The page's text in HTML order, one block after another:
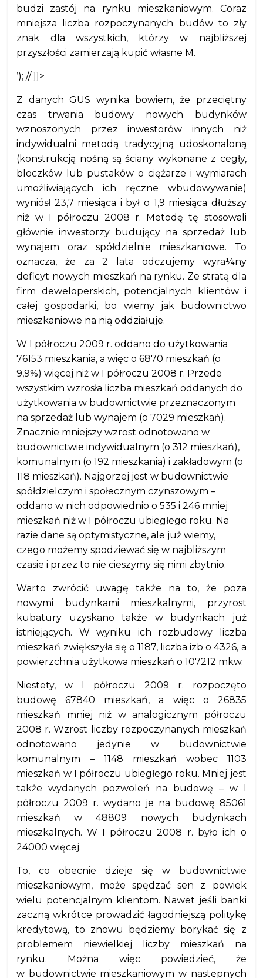
budzi zastój na rynku mieszkaniowym. Coraz
mniejsza liczba rozpoczynanych budów to zły
znak dla wszystkich, którzy w najbliższej
przyszłości zamierzają kupić własne M.
’); // ]]>
Z danych GUS wynika bowiem, że przeciętny
czas trwania budowy nowych budynków
wznoszonych przez inwestorów innych niż
indywidualni metodą tradycyjną udoskonaloną
(konstrukcją nośną są ściany wykonane z cegły,
bloczków lub pustaków o ciężarze i wymiarach
umożliwiających ich ręczne wbudowywanie)
wyniósł 23,7 miesiąca i był o 1,9 miesiąca dłuższy
niż w I półroczu 2008 r. Metodę tę stosowali
głównie inwestorzy budujący na sprzedaż lub
wynajem oraz spółdzielnie mieszkaniowe. To
oznacza, że za 2 lata odczujemy wyra¼ny
deficyt nowych mieszkań na rynku. Ze stratą dla
firm deweloperskich, potencjalnych klientów i
całej gospodarki, bo wiemy jak budownictwo
mieszkaniowe na nią oddziałuje.
W I półroczu 2009 r. oddano do użytkowania
76153 mieszkania, a więc o 6870 mieszkań (o
9,9%) więcej niż w I półroczu 2008 r. Przede
wszystkim wzrosła liczba mieszkań oddanych do
użytkowania w budownictwie przeznaczonym
na sprzedaż lub wynajem (o 7029 mieszkań).
Znacznie mniejszy wzrost odnotowano w
budownictwie indywidualnym (o 312 mieszkań),
komunalnym (o 192 mieszkania) i zakładowym (o
118 mieszkań). Najgorzej jest w budownictwie
spółdzielczym i społecznym czynszowym –
oddano w nich odpowiednio o 535 i 246 mniej
mieszkań niż w I półroczu ubiegłego roku. Na
razie dane są optymistyczne, ale już wiemy,
czego możemy spodziewać się w najbliższym
czasie i przez to nie cieszymy się nimi zbytnio.
Warto zwrócić uwagę także na to, że poza
nowymi budynkami mieszkalnymi, przyrost
kubatury uzyskano także w budynkach już
istniejących. W wyniku ich rozbudowy liczba
mieszkań zwiększyła się o 1187, liczba izb o 4326, a
powierzchnia użytkowa mieszkań o 107212 mkw.
Niestety, w I półroczu 2009 r. rozpoczęto
budowę 67840 mieszkań, a więc o 26835
mieszkań mniej niż w analogicznym półroczu
2008 r. Wzrost liczby rozpoczynanych mieszkań
odnotowano jedynie w budownictwie
komunalnym – 1148 mieszkań wobec 1103
mieszkań w I półroczu ubiegłego roku. Mniej jest
także wydanych pozwoleń na budowę – w I
półroczu 2009 r. wydano je na budowę 85061
mieszkań w 48809 nowych budynkach
mieszkalnych. W I półroczu 2008 r. było ich o
24000 więcej.
To, co obecnie dzieje się w budownictwie
mieszkaniowym, może spędzać sen z powiek
wielu potencjalnym klientom. Nawet jeśli banki
zaczną wkrótce prowadzić łagodniejszą politykę
kredytową, to znowu będziemy borykać się z
problemem niewielkiej liczby mieszkań na
rynku. Można więc powiedzieć, że
w budownictwie mieszkaniowym w następnych